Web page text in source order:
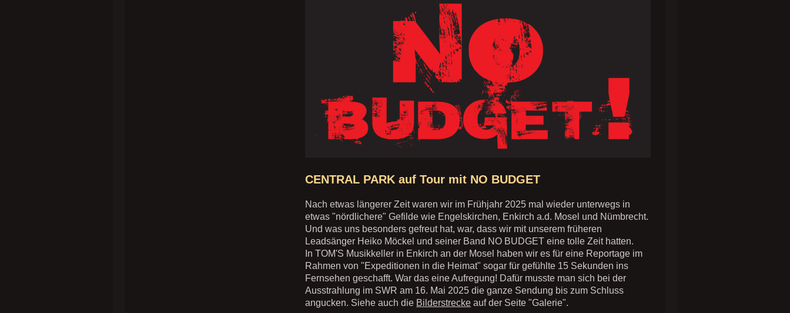
CENTRAL PARK auf Tour mit NO BUDGET
Nach etwas längerer Zeit waren wir im Frühjahr 2025 mal wieder unterwegs in
etwas "nördlichere" Gefilde wie Engelskirchen, Enkirch a.d. Mosel und Nümbrecht.
Und was uns besonders gefreut hat, war, dass wir mit unserem früheren
Leadsänger Heiko Möckel und seiner Band NO BUDGET eine tolle Zeit hatten.
In TOM'S Musikkeller in Enkirch an der Mosel haben wir es für eine Reportage im
Rahmen von "Expeditionen in die Heimat" sogar für gefühlte 15 Sekunden ins
Fernsehen geschafft. War das eine Aufregung! Dafür musste man sich bei der
Ausstrahlung im SWR am 16. Mai 2025 die ganze Sendung bis zum Schluss
angucken. Siehe auch die Bilderstrecke auf der Seite "Galerie".